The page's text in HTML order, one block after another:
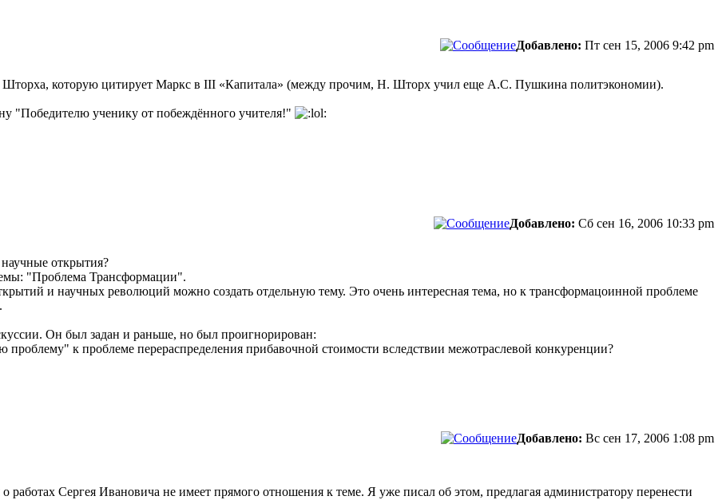
Добавлено: Пт сен 15, 2006 9:42 pm
Шторха, которую цитирует Маркс в III «Капитала» (между прочим, Н. Шторх учил еще А.С. Пушкина политэкономии).
"Победителю ученику от побеждённого учителя!"
Добавлено: Сб сен 16, 2006 10:33 pm
открытия?
"Проблема Трансформации".
и научных революций можно создать отдельную тему. Это очень интересная тема, но к трансформацоинной проблеме
Он был задан и раньше, но был проигнорирован:
к проблеме перераспределения прибавочной стоимости вследствии межотраслевой конкуренции?
Добавлено: Вс сен 17, 2006 1:08 pm
работах Сергея Ивановича не имеет прямого отношения к теме. Я уже писал об этом, предлагая администратору перенести